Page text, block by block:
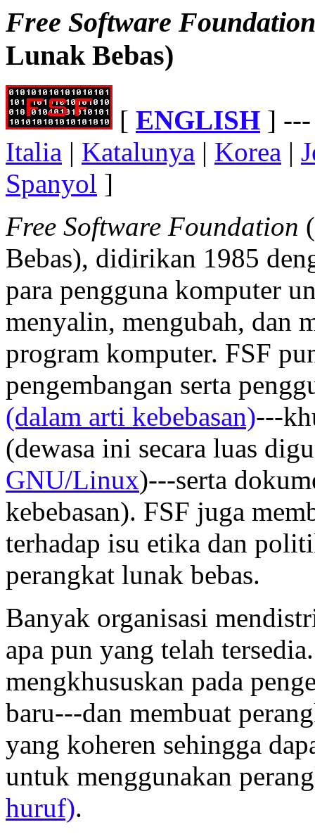
Free Software Foundation
Lunak Bebas)
[ ENGLISH ]
Italia | Katalunya | Korea |
Spanyol ]
Free Software Foundation
Bebas), didirikan 1985
para pengguna komputer
menyalin, mengubah, dan
program komputer. FSF
pengembangan serta
(dalam arti kebebasan)---
(dewasa ini secara luas
GNU/Linux)---serta
kebebasan). FSF juga
terhadap isu etika dan
perangkat lunak bebas.
Banyak organisasi
apa pun yang telah
mengkhususkan pada
baru---dan membuat
yang koheren sehingga
untuk menggunakan
huruf).